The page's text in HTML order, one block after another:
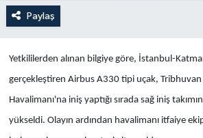
Paylaş
Yetkililerden alınan bilgiye göre, İstanbul-
gerçekleştiren Airbus A330 tipi uçak, Tribhuvan
Havalimanı'na iniş yaptığı sırada sağ iniş
yükseldi. Olayın ardından havalimanı itfaiye